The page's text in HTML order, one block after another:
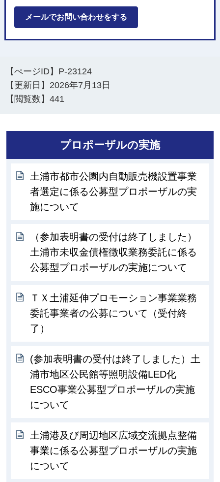
メールでお問い合わせをする
【ぺージID】 P-23124
【更新日】 2026年7月13日
【閲覧数】441
プロポーザルの実施
土浦市都市公園内自動販売機設置事業
者選定に係る公募型プロポーザルの実
施について
（参加表明書の受付は終了しました）
土浦市未収金債権徴収業務委託に係る
公募型プロポーザルの実施について
ＴＸ土浦延伸プロモーション事業業務
委託事業者の公募について（受付終
了）
(参加表明書の受付は終了しました）土
浦市地区公民館等照明設備LED化
ESCO事業公募型プロポーザルの実施
について
土浦港及び周辺地区広域交流拠点整備
事業に係る公募型プロポーザルの実施
について